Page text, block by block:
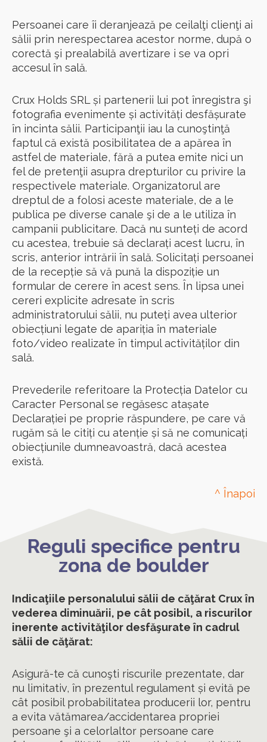
Persoanei care îi deranjează pe ceilalţi clienţi ai
sălii prin nerespectarea acestor norme, după o
corectă şi prealabilă avertizare i se va opri
accesul în sală.
Crux Holds SRL și partenerii lui pot înregistra şi
fotografia evenimente și activități desfășurate
în incinta sălii. Participanţii iau la cunoştinţă
faptul că există posibilitatea de a apărea în
astfel de materiale, fără a putea emite nici un
fel de pretenţii asupra drepturilor cu privire la
respectivele materiale. Organizatorul are
dreptul de a folosi aceste materiale, de a le
publica pe diverse canale şi de a le utiliza în
campanii publicitare. Dacă nu sunteți de acord
cu acestea, trebuie să declarați acest lucru, în
scris, anterior intrării în sală. Solicitați persoanei
de la recepție să vă pună la dispoziție un
formular de cerere în acest sens. În lipsa unei
cereri explicite adresate în scris
administratorului sălii, nu puteți avea ulterior
obiecțiuni legate de apariția în materiale
foto/video realizate în timpul activităților din
sală.
Prevederile referitoare la Protecția Datelor cu
Caracter Personal se regăsesc atașate
Declarației pe proprie răspundere, pe care vă
rugăm să le citiți cu atenție și să ne comunicați
obiecțiunile dumneavoastră, dacă acestea
există.
^ Înapoi
Reguli specifice pentru
zona de boulder
Indicaţiile personalului sălii de căţărat Crux în
vederea diminuării, pe cât posibil, a riscurilor
inerente activităţilor desfăşurate în cadrul
sălii de căţărat:
Asigură-te că cunoşti riscurile prezentate, dar
nu limitativ, în prezentul regulament și evită pe
cât posibil probabilitatea producerii lor, pentru
a evita vătămarea/accidentarea propriei
persoane şi a celorlaltor persoane care